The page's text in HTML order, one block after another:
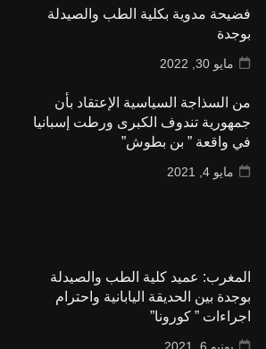
فضيحة مدوية بكلية الطب والصيدلة
بوجدة
مايو 30, 2022
من السذاجة السياسية الإعتقاد بأن
جمهورية تندوف الكبرى ورطت إسبانيا
في واقعة ” بن بطوش”
مايو 4, 2021
المغرب: عميد كلية الطب والصيدلة
بوجدة بين الحديقة اليابانية واحترام
اجراءات ” كورونا”
يونيو 6, 2021